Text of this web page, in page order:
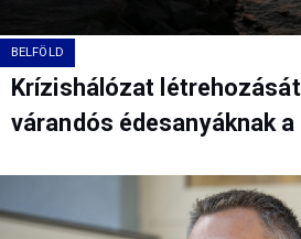
BELFÖLD
Krízishálózat
várandós édesanyáknak a